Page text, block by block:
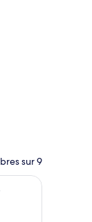
août 14 -
sur 9
un lit, deux